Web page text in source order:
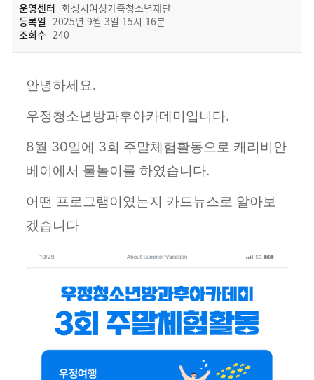
운영센터 화성시여성가족청소년재단
등록일 2025년 9월 3일 15시 16분
조회수 240
안녕하세요.
우정청소년방과후아카데미입니다.
8월 30일에 3회 주말체험활동으로 캐리비안
베이에서 물놀이를 하였습니다.
어떤 프로그램이였는지 카드뉴스로 알아보
겠습니다